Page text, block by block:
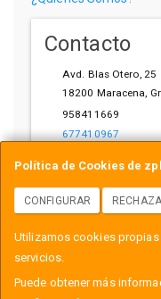
Política de Cookies de
CONFIGURAR
Utilizamos cookies propias
servicios.
Puede obtener más
Contacto
Avd. Blas Otero, 25
18200 Maracena,
958411669
677410967
Horario
L-V: 10:00-14:00,